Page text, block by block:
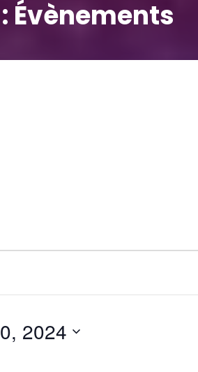
Évènements
2024